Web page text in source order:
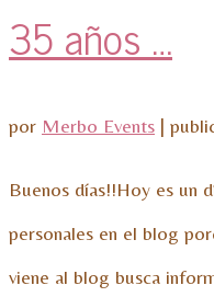
35 años …
por Merbo Events |
Buenos días!!Hoy es un
personales en el blog
viene al blog busca